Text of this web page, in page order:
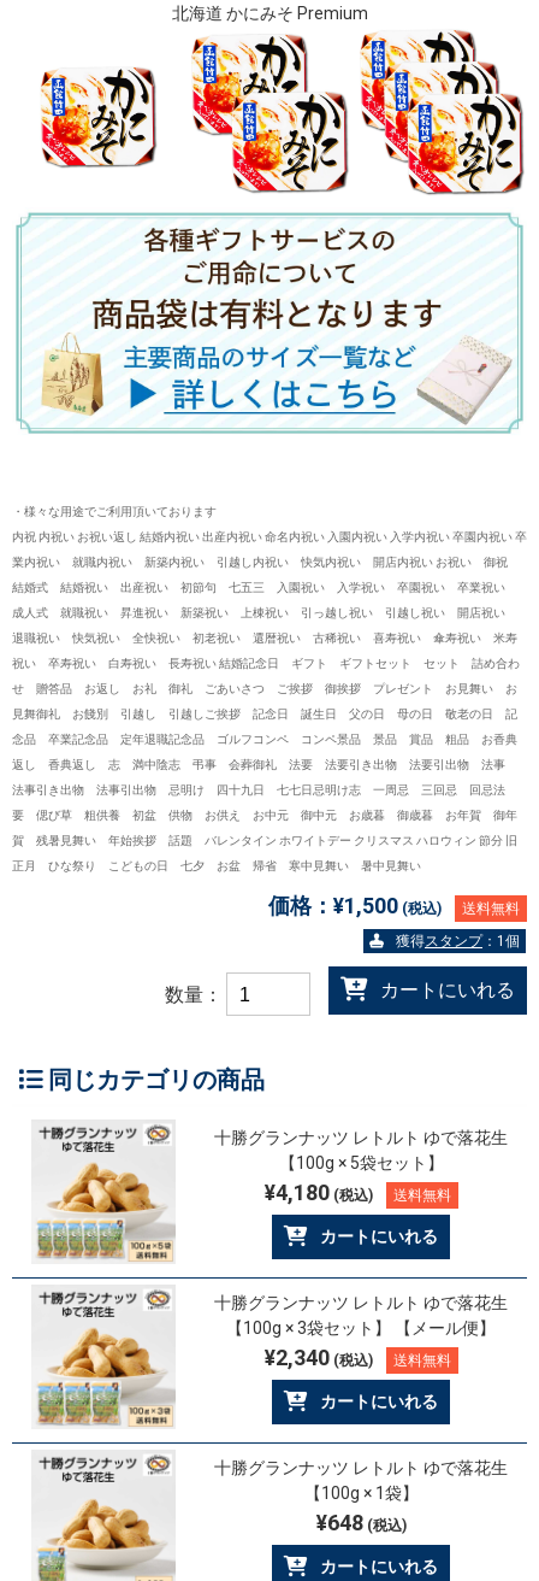
北海道 かにみそ Premium
・様々な用途でご利用頂いております
内祝 内祝い お祝い返し 結婚内祝い 出産内祝い 命名内祝い 入園内祝い 入学内祝い 卒園内祝い 卒
業内祝い 就職内祝い 新築内祝い 引越し内祝い 快気内祝い 開店内祝い お祝い 御祝
結婚式 結婚祝い 出産祝い 初節句 七五三 入園祝い 入学祝い 卒園祝い 卒業祝い
成人式 就職祝い 昇進祝い 新築祝い 上棟祝い 引っ越し祝い 引越し祝い 開店祝い
退職祝い 快気祝い 全快祝い 初老祝い 還暦祝い 古稀祝い 喜寿祝い 傘寿祝い 米寿
祝い 卒寿祝い 白寿祝い 長寿祝い 結婚記念日 ギフト ギフトセット セット 詰め合わ
せ 贈答品 お返し お礼 御礼 ごあいさつ ご挨拶 御挨拶 プレゼント お見舞い お
見舞御礼 お餞別 引越し 引越しご挨拶 記念日 誕生日 父の日 母の日 敬老の日 記
念品 卒業記念品 定年退職記念品 ゴルフコンペ コンペ景品 景品 賞品 粗品 お香典
返し 香典返し 志 満中陰志 弔事 会葬御礼 法要 法要引き出物 法要引出物 法事
法事引き出物 法事引出物 忌明け 四十九日 七七日忌明け志 一周忌 三回忌 回忌法
要 偲び草 粗供養 初盆 供物 お供え お中元 御中元 お歳暮 御歳暮 お年賀 御年
賀 残暑見舞い 年始挨拶 話題 バレンタイン ホワイトデー クリスマス ハロウィン 節分 旧
正月 ひな祭り こどもの日 七夕 お盆 帰省 寒中見舞い 暑中見舞い
価格： ¥1,500 (税込)
送料無料
獲得スタンプ：1個
数量： カートにいれる
同じカテゴリの商品
十勝グランナッツ レトルト ゆで落花生
【100g × 5袋セット】
¥4,180(税込) 送料無料
カートにいれる
十勝グランナッツ レトルト ゆで落花生
【100g × 3袋セット】 【メール便】
¥2,340(税込) 送料無料
カートにいれる
十勝グランナッツ レトルト ゆで落花生
【100g × 1袋】
¥648(税込)
カートにいれる